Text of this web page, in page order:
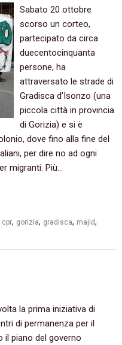
Sabato 20 ottobre
scorso un corteo,
partecipato da circa
duecentocinquanta
persone, ha
attraversato le strade di
Gradisca d’Isonzo (una
piccola città in provincia
di Gorizia) e si è
dove fino alla fine del
per dire no ad ogni
migranti. Più…
cpr, gorizia, gradisca, majid,
la prima iniziativa di
di permanenza per il
il piano del governo